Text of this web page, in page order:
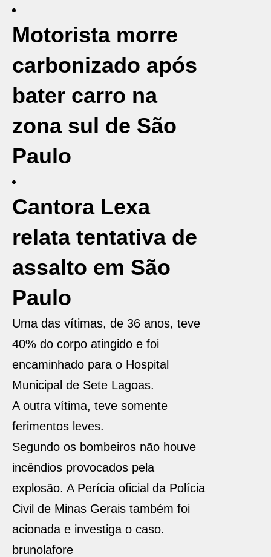
Motorista morre
carbonizado após
bater carro na
zona sul de São
Paulo
Cantora Lexa
relata tentativa de
assalto em São
Paulo
Uma das vítimas, de 36 anos, teve
40% do corpo atingido e foi
encaminhado para o Hospital
Municipal de Sete Lagoas.
A outra vítima, teve somente
ferimentos leves.
Segundo os bombeiros não houve
incêndios provocados pela
explosão. A Perícia oficial da Polícia
Civil de Minas Gerais também foi
acionada e investiga o caso.
brunolafore